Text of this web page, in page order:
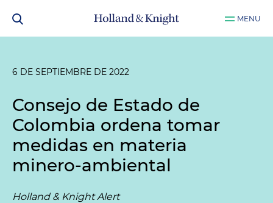
MENU
6 DE SEPTIEMBRE DE 2022
Consejo de Estado de
Colombia ordena tomar
medidas en materia
minero-ambiental
Holland & Knight Alert